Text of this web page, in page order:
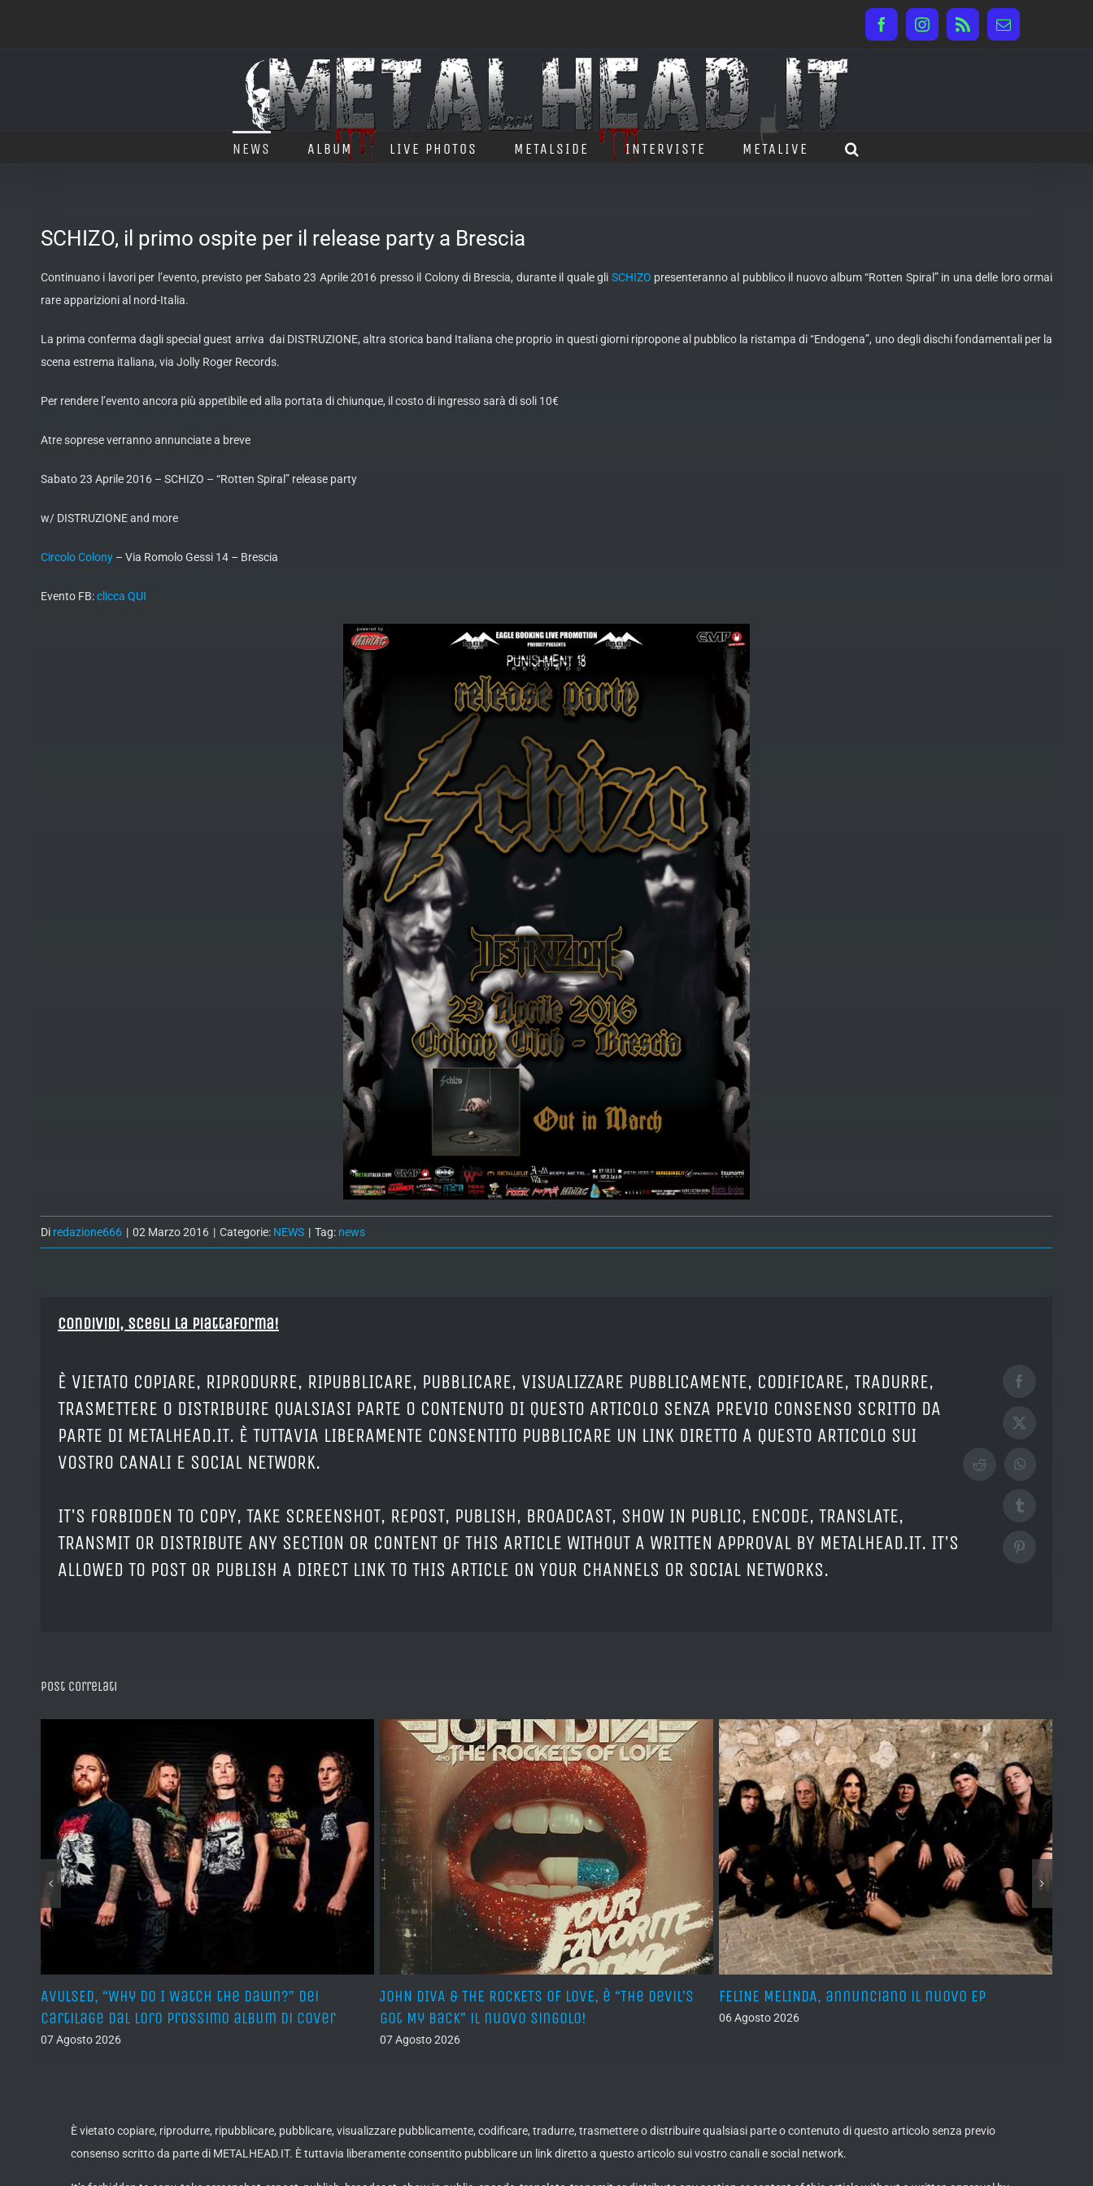
FacebookInstagram
Rss Email
NEWS ALBUM LIVE PHOTOS METALSIDE INTERVISTE METALIVE
SCHIZO, il primo ospite per il release party a Brescia
Continuano i lavori per l’evento, previsto per Sabato 23 Aprile 2016 presso il Colony di Brescia, durante il quale gli SCHIZO presenteranno al pubblico il nuovo album “Rotten Spiral” in una delle loro ormai
rare apparizioni al nord-Italia.
La prima conferma dagli special guest arriva dai DISTRUZIONE, altra storica band Italiana che proprio in questi giorni ripropone al pubblico la ristampa di “Endogena”, uno degli dischi fondamentali per la
scena estrema italiana, via Jolly Roger Records.
Per rendere l’evento ancora più appetibile ed alla portata di chiunque, il costo di ingresso sarà di soli 10€
Atre soprese verranno annunciate a breve
Sabato 23 Aprile 2016 – SCHIZO – “Rotten Spiral” release party
w/ DISTRUZIONE and more
Circolo Colony – Via Romolo Gessi 14 – Brescia
Evento FB:clicca QUI
Di redazione666 | 02 Marzo 2016 | Categorie: NEWS | Tag: news
Condividi, Scegli la piattaforma!
È VIETATO COPIARE, RIPRODURRE, RIPUBBLICARE, PUBBLICARE, VISUALIZZARE PUBBLICAMENTE, CODIFICARE, TRADURRE,
TRASMETTERE O DISTRIBUIRE QUALSIASI PARTE O CONTENUTO DI QUESTO ARTICOLO SENZA PREVIO CONSENSO SCRITTO DA
PARTE DI METALHEAD.IT. È TUTTAVIA LIBERAMENTE CONSENTITO PUBBLICARE UN LINK DIRETTO A QUESTO ARTICOLO SUI
VOSTRO CANALI E SOCIAL NETWORK.
IT'S FORBIDDEN TO COPY, TAKE SCREENSHOT, REPOST, PUBLISH, BROADCAST, SHOW IN PUBLIC, ENCODE, TRANSLATE,
TRANSMIT OR DISTRIBUTE ANY SECTION OR CONTENT OF THIS ARTICLE WITHOUT A WRITTEN APPROVAL BY METALHEAD.IT. IT'S
ALLOWED TO POST OR PUBLISH A DIRECT LINK TO THIS ARTICLE ON YOUR CHANNELS OR SOCIAL NETWORKS.
Facebook
X
RedditWhatsApp
Tumblr
Pinterest
Post correlati
AVULSED, “Why Do I Watch the Dawn?” dei
Cartilage dal loro prossimo album di cover
07 Agosto 2026
JOHN DIVA & THE ROCKETS OF LOVE, è “The Devil’s
Got My Back” il nuovo singolo!
07 Agosto 2026
FELINE MELINDA, annunciano il nuovo EP
06 Agosto 2026
È vietato copiare, riprodurre, ripubblicare, pubblicare, visualizzare pubblicamente, codificare, tradurre, trasmettere o distribuire qualsiasi parte o contenuto di questo articolo senza previo
consenso scritto da parte di METALHEAD.IT. È tuttavia liberamente consentito pubblicare un link diretto a questo articolo sui vostro canali e social network.